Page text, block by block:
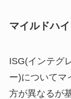
マイルドハ
ISG(インテグ
ー)についてマ
方が異なるが